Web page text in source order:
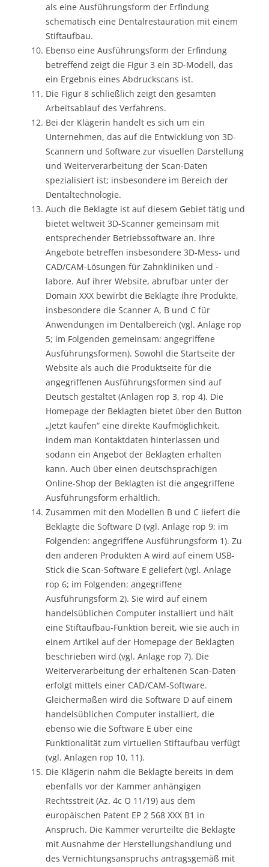
als eine Ausführungsform der Erfindung
schematisch eine Dentalrestauration mit einem
Stiftaufbau.
Ebenso eine Ausführungsform der Erfindung
betreffend zeigt die Figur 3 ein 3D-Modell, das
ein Ergebnis eines Abdruckscans ist.
Die Figur 8 schließlich zeigt den gesamten
Arbeitsablauf des Verfahrens.
Bei der Klägerin handelt es sich um ein
Unternehmen, das auf die Entwicklung von 3D-
Scannern und Software zur visuellen Darstellung
und Weiterverarbeitung der Scan-Daten
spezialisiert ist; insbesondere im Bereich der
Dentaltechnologie.
Auch die Beklagte ist auf diesem Gebiet tätig und
bietet weltweit 3D-Scanner gemeinsam mit
entsprechender Betriebssoftware an. Ihre
Angebote betreffen insbesondere 3D-Mess- und
CAD/CAM-Lösungen für Zahnkliniken und -
labore. Auf ihrer Website, abrufbar unter der
Domain XXX bewirbt die Beklagte ihre Produkte,
insbesondere die Scanner A, B und C für
Anwendungen im Dentalbereich (vgl. Anlage rop
5; im Folgenden gemeinsam: angegriffene
Ausführungsformen). Sowohl die Startseite der
Website als auch die Produktseite für die
angegriffenen Ausführungsformen sind auf
Deutsch gestaltet (Anlagen rop 3, rop 4). Die
Homepage der Beklagten bietet über den Button
„Jetzt kaufen“ eine direkte Kaufmöglichkeit,
indem man Kontaktdaten hinterlassen und
sodann ein Angebot der Beklagten erhalten
kann. Auch über einen deutschsprachigen
Online-Shop der Beklagten ist die angegriffene
Ausführungsform erhältlich.
Zusammen mit den Modellen B und C liefert die
Beklagte die Software D (vgl. Anlage rop 9; im
Folgenden: angegriffene Ausführungsform 1). Zu
den anderen Produkten A wird auf einem USB-
Stick die Scan-Software E geliefert (vgl. Anlage
rop 6; im Folgenden: angegriffene
Ausführungsform 2). Sie wird auf einem
handelsüblichen Computer installiert und hält
eine Stiftaufbau-Funktion bereit, wie sie auch in
einem Artikel auf der Homepage der Beklagten
beschrieben wird (vgl. Anlage rop 7). Die
Weiterverarbeitung der erhaltenen Scan-Daten
erfolgt mittels einer CAD/CAM-Software.
Gleichermaßen wird die Software D auf einem
handelsüblichen Computer installiert, die
ebenso wie die Software E über eine
Funktionalität zum virtuellen Stiftaufbau verfügt
(vgl. Anlagen rop 10, 11).
Die Klägerin nahm die Beklagte bereits in dem
ebenfalls vor der Kammer anhängigen
Rechtsstreit (Az. 4c O 11/19) aus dem
europäischen Patent EP 2 568 XXX B1 in
Anspruch. Die Kammer verurteilte die Beklagte
mit Ausnahme der Herstellungshandlung und
des Vernichtungsanspruchs antragsgemäß mit